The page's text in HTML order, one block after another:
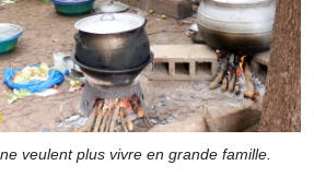
veulent plus vivre en grande famille.